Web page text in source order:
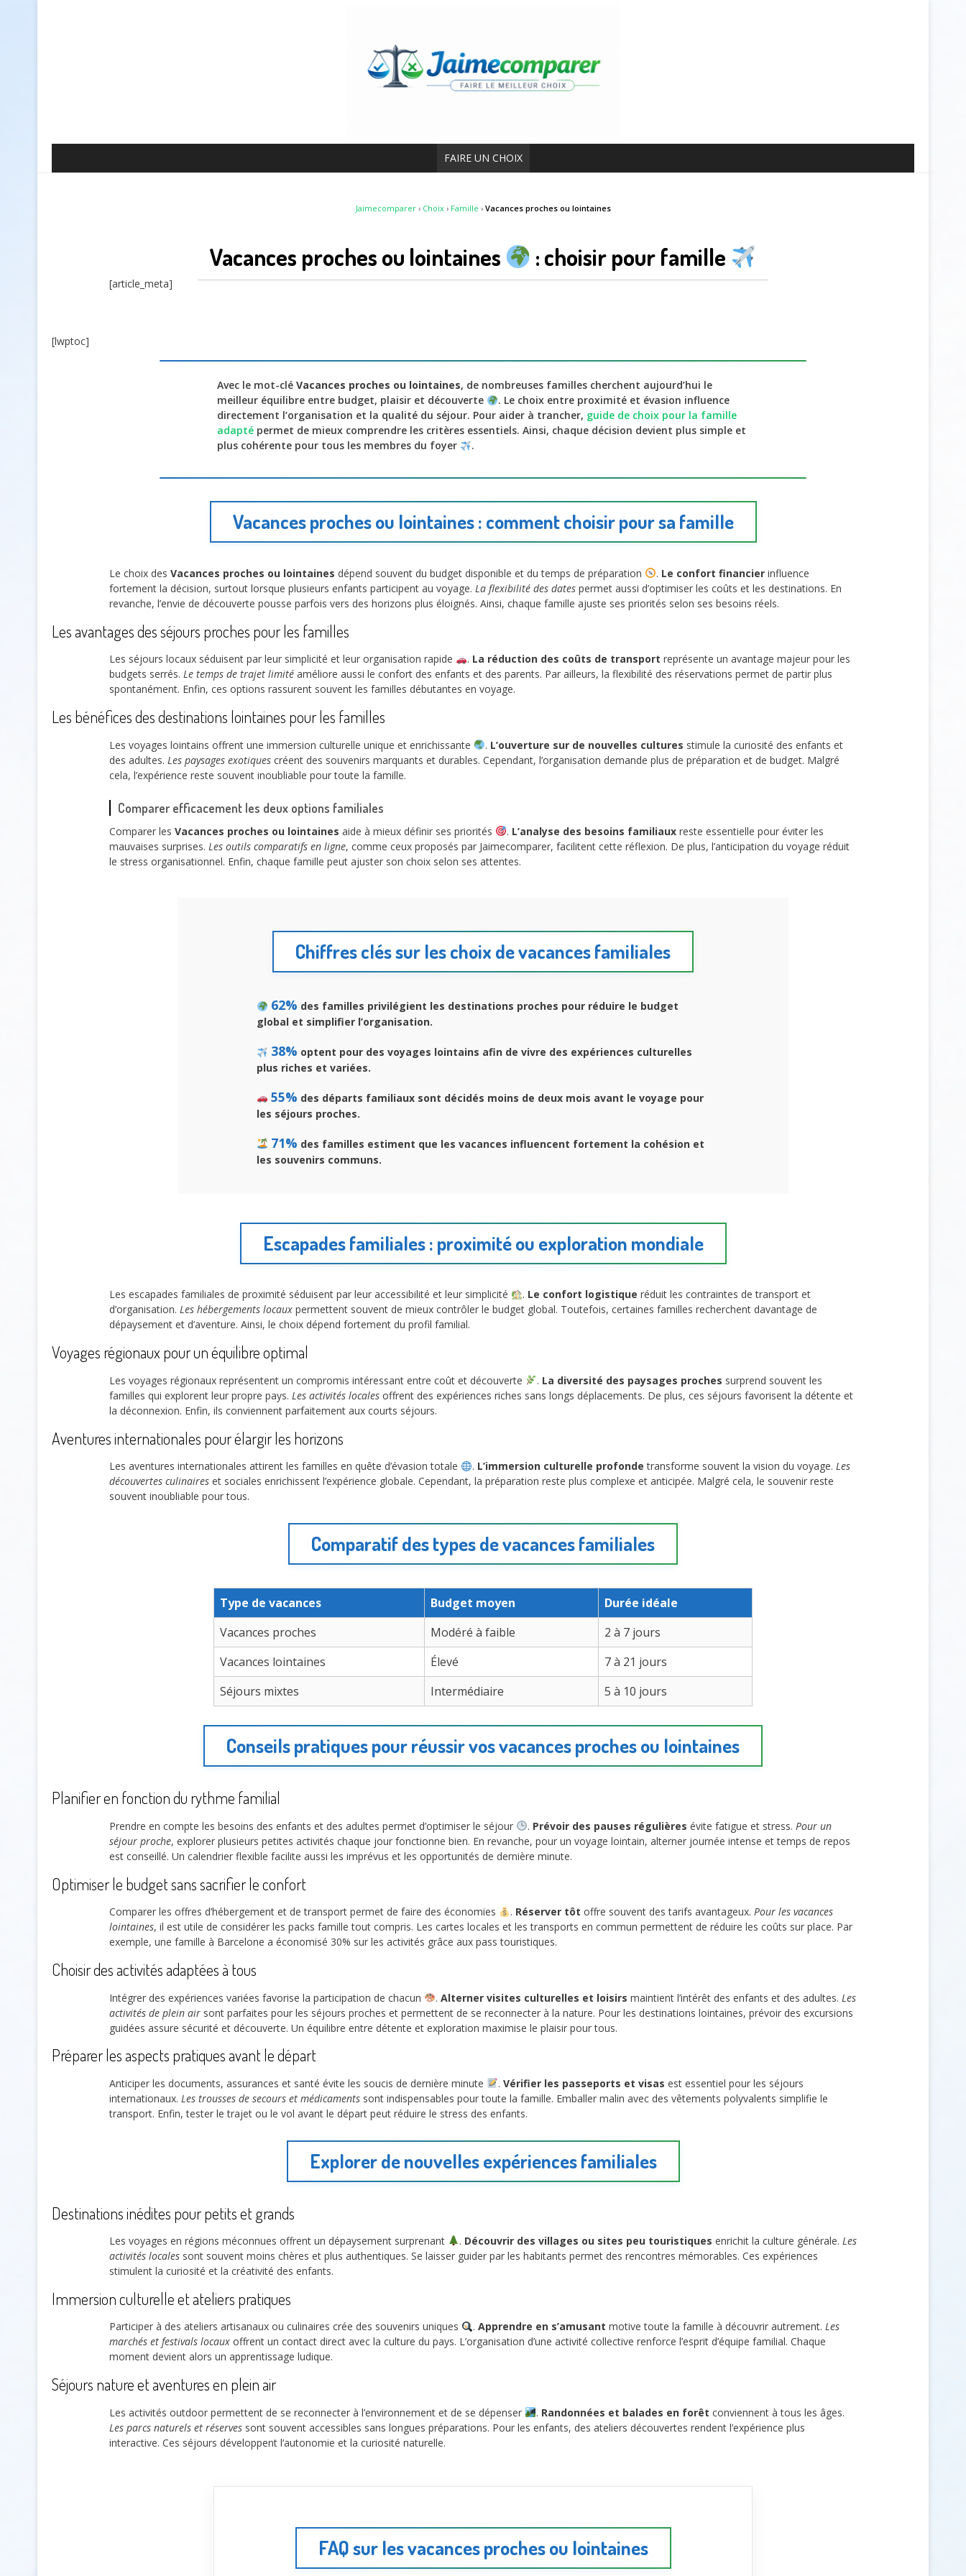
FAIRE UN CHOIX
Jaimecomparer› Choix› Famille › Vacances proches ou lointaines
Vacances proches ou lointaines : choisir pour famille
[article_meta]
[lwptoc]
Avec le mot-clé Vacances proches ou lointaines, de nombreuses familles cherchent aujourd’hui le
meilleur équilibre entre budget, plaisir et découverte
. Le choix entre proximité et évasion influence
directement l’organisation et la qualité du séjour. Pour aider à trancher, guide de choix pour la famille
adapté permet de mieux comprendre les critères essentiels. Ainsi, chaque décision devient plus simple et
plus cohérente pour tous les membres du foyer
.
Vacances proches ou lointaines : comment choisir pour sa famille
Le choix des Vacances proches ou lointaines dépend souvent du budget disponible et du temps de préparation . Le confort financierinfluence
fortement la décision, surtout lorsque plusieurs enfants participent au voyage. La flexibilité des dates permet aussi d’optimiser les coûts et les destinations. En
revanche, l’envie de découverte pousse parfois vers des horizons plus éloignés. Ainsi, chaque famille ajuste ses priorités selon ses besoins réels.
Les avantages des séjours proches pour les familles
Les séjours locaux séduisent par leur simplicité et leur organisation rapide . La réduction des coûts de transport représente un avantage majeur pour les
budgets serrés. Le temps de trajet limité améliore aussi le confort des enfants et des parents. Par ailleurs, la flexibilité des réservations permet de partir plus
spontanément. Enfin, ces options rassurent souvent les familles débutantes en voyage.
Les bénéfices des destinations lointaines pour les familles
Les voyages lointains offrent une immersion culturelle unique et enrichissante . L’ouverture sur de nouvelles cultures stimule la curiosité des enfants et
des adultes. Les paysages exotiques créent des souvenirs marquants et durables. Cependant, l’organisation demande plus de préparation et de budget. Malgré
cela, l’expérience reste souvent inoubliable pour toute la famille.
Comparer efficacement les deux options familiales
Comparer les Vacances proches ou lointaines aide à mieux définir ses priorités . L’analyse des besoins familiauxreste essentielle pour éviter les
mauvaises surprises. Les outils comparatifs en ligne, comme ceux proposés par Jaimecomparer, facilitent cette réflexion. De plus, l’anticipation du voyage réduit
le stress organisationnel. Enfin, chaque famille peut ajuster son choix selon ses attentes.
Chiffres clés sur les choix de vacances familiales
62% des familles privilégient les destinations proches pour réduire le budget
global et simplifier l’organisation.
38% optent pour des voyages lointains afin de vivre des expériences culturelles
plus riches et variées.
55% des départs familiaux sont décidés moins de deux mois avant le voyage pour
les séjours proches.
71% des familles estiment que les vacances influencent fortement la cohésion et
les souvenirs communs.
Escapades familiales : proximité ou exploration mondiale
Les escapades familiales de proximité séduisent par leur accessibilité et leur simplicité . Le confort logistique réduit les contraintes de transport et
d’organisation. Les hébergements locaux permettent souvent de mieux contrôler le budget global. Toutefois, certaines familles recherchent davantage de
dépaysement et d’aventure. Ainsi, le choix dépend fortement du profil familial.
Voyages régionaux pour un équilibre optimal
Les voyages régionaux représentent un compromis intéressant entre coût et découverte . La diversité des paysages proches surprend souvent les
familles qui explorent leur propre pays. Les activités locales offrent des expériences riches sans longs déplacements. De plus, ces séjours favorisent la détente et
la déconnexion. Enfin, ils conviennent parfaitement aux courts séjours.
Aventures internationales pour élargir les horizons
Les aventures internationales attirent les familles en quête d’évasion totale . L’immersion culturelle profonde transforme souvent la vision du voyage. Les
découvertes culinaires et sociales enrichissent l’expérience globale. Cependant, la préparation reste plus complexe et anticipée. Malgré cela, le souvenir reste
souvent inoubliable pour tous.
Comparatif des types de vacances familiales
Type de vacances Budget moyen
Durée idéale
Vacances proches
Modéré à faible
2 à 7 jours
Vacances lointaines
Élevé
7 à 21 jours
Séjours mixtes
Intermédiaire 5 à 10 jours
Conseils pratiques pour réussir vos vacances proches ou lointaines
Planifier en fonction du rythme familial
Prendre en compte les besoins des enfants et des adultes permet d’optimiser le séjour . Prévoir des pauses régulières évite fatigue et stress. Pour un
séjour proche, explorer plusieurs petites activités chaque jour fonctionne bien. En revanche, pour un voyage lointain, alterner journée intense et temps de repos
est conseillé. Un calendrier flexible facilite aussi les imprévus et les opportunités de dernière minute.
Optimiser le budget sans sacrifier le confort
Comparer les offres d’hébergement et de transport permet de faire des économies . Réserver tôt offre souvent des tarifs avantageux. Pour les vacances
lointaines, il est utile de considérer les packs famille tout compris. Les cartes locales et les transports en commun permettent de réduire les coûts sur place. Par
exemple, une famille à Barcelone a économisé 30% sur les activités grâce aux pass touristiques.
Choisir des activités adaptées à tous
Intégrer des expériences variées favorise la participation de chacun . Alterner visites culturelles et loisirs maintient l’intérêt des enfants et des adultes. Les
activités de plein air sont parfaites pour les séjours proches et permettent de se reconnecter à la nature. Pour les destinations lointaines, prévoir des excursions
guidées assure sécurité et découverte. Un équilibre entre détente et exploration maximise le plaisir pour tous.
Préparer les aspects pratiques avant le départ
Anticiper les documents, assurances et santé évite les soucis de dernière minute . Vérifier les passeports et visas est essentiel pour les séjours
internationaux. Les trousses de secours et médicaments sont indispensables pour toute la famille. Emballer malin avec des vêtements polyvalents simplifie le
transport. Enfin, tester le trajet ou le vol avant le départ peut réduire le stress des enfants.
Explorer de nouvelles expériences familiales
Destinations inédites pour petits et grands
Les voyages en régions méconnues offrent un dépaysement surprenant . Découvrir des villages ou sites peu touristiques enrichit la culture générale. Les
activités locales sont souvent moins chères et plus authentiques. Se laisser guider par les habitants permet des rencontres mémorables. Ces expériences
stimulent la curiosité et la créativité des enfants.
Immersion culturelle et ateliers pratiques
Participer à des ateliers artisanaux ou culinaires crée des souvenirs uniques . Apprendre en s’amusant motive toute la famille à découvrir autrement. Les
marchés et festivals locaux offrent un contact direct avec la culture du pays. L’organisation d’une activité collective renforce l’esprit d’équipe familial. Chaque
moment devient alors un apprentissage ludique.
Séjours nature et aventures en plein air
Les activités outdoor permettent de se reconnecter à l’environnement et de se dépenser . Randonnées et balades en forêt conviennent à tous les âges.
Les parcs naturels et réserves sont souvent accessibles sans longues préparations. Pour les enfants, des ateliers découvertes rendent l’expérience plus
interactive. Ces séjours développent l’autonomie et la curiosité naturelle.
FAQ sur les vacances proches ou lointaines